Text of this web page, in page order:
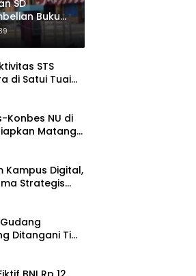
SD
Buku
Boleh
STS
di Satui Tuai
Konbes NU di
Matang,
Kampus Digital,
Strategis
Ditangani Tim